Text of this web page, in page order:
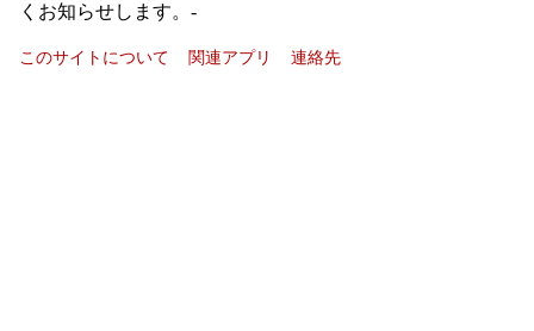
くお知らせします。-
このサイトについて 関連アプリ 連絡先